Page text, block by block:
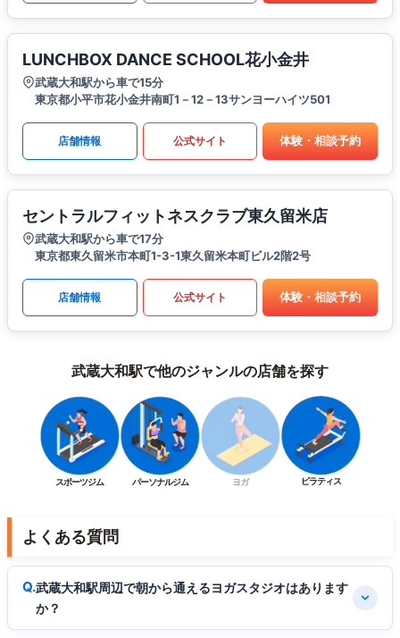
LUNCHBOX DANCE SCHOOL花小金井
武蔵大和駅から車で15分
東京都小平市花小金井南町1－12－13サンヨーハイツ501
店舗情報 公式サイト 体験・相談予約
セントラルフィットネスクラブ東久留米店
武蔵大和駅から車で17分
東京都東久留米市本町1-3-1東久留米本町ビル2階2号
店舗情報 公式サイト 体験・相談予約
武蔵大和駅で他のジャンルの店舗を探す
スポーツジム パーソナルジム ヨガ ピラティス
よくある質問
武蔵大和駅周辺で朝から通えるヨガスタジオはあります
か？